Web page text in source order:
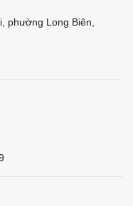
phường Long Biên,